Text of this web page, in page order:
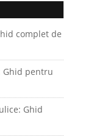
complet de
pentru
Ghid